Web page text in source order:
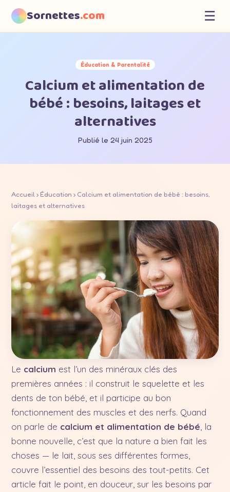
Sornettes.com ☰
Éducation & Parentalité
Calcium et alimentation de
bébé : besoins, laitages et
alternatives
Publié le 24 juin 2025
Accueil› Éducation › Calcium et alimentation de bébé : besoins,
laitages et alternatives
Le calcium est l’un des minéraux clés des
premières années : il construit le squelette et les
dents de ton bébé, et il participe au bon
fonctionnement des muscles et des nerfs. Quand
on parle de calcium et alimentation de bébé , la
bonne nouvelle, c’est que la nature a bien fait les
choses — le lait, sous ses différentes formes,
couvre l’essentiel des besoins des tout-petits. Cet
article fait le point, en douceur, sur les besoins par